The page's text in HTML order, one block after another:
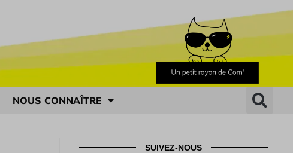
NOUS CONNAÎTRE
SUIVEZ-NOUS